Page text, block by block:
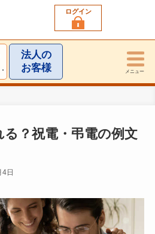
ログイン
法人の
お客様
メニュー
覧
礼
受賞祝い
？祝電・弔電の例文
日